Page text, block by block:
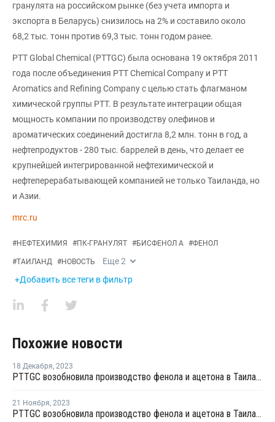
гранулята на российском рынке (без учета импорта и
экспорта в Беларусь) снизилось на 2% и составило около
68,2 тыс. тонн против 69,3 тыс. тонн годом ранее.
PTT Global Chemical (PTTGC) была основана 19 октября 2011
года после объединения PTT Chemical Company и PTT
Aromatics and Refining Company с целью стать флагманом
химической группы PTT. В результате интеграции общая
мощность компании по производству олефинов и
ароматических соединений достигла 8,2 млн. тонн в год, а
нефтепродуктов - 280 тыс. баррелей в день, что делает ее
крупнейшей интегрированной нефтехимической и
нефтеперерабатывающей компанией не только Таиланда, но
и Азии.
mrc.ru
#НЕФТЕХИМИЯ #ПК-ГРАНУЛЯТ #БИСФЕНОЛ А #ФЕНОЛ
#ТАИЛАНД #НОВОСТЬ Еще2
+Добавить все теги в фильтр
Похожие новости
18 Декабря, 2023
PTTGC возобновила производство фенола и ацетона в Таиланде после ремонта
21 Ноября, 2023
PTTGC возобновила производство фенола и ацетона в Таиланде после ремонта